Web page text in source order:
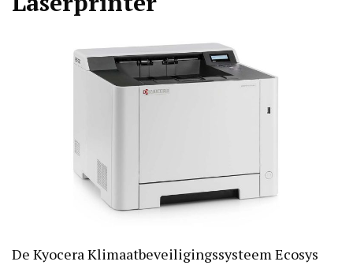
De Kyocera Klimaatbeveiligingssysteem Ecosys